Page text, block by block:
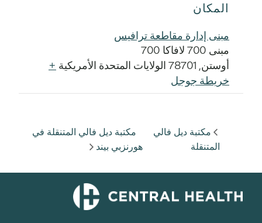
المكان
مبنى إدارة مقاطعة ترافيس
مبنى 700 لافاكا 700
أوستن,
78701 الولايات المتحدة الأمريكية +
خريطة جوجل
مكتبة ديل فالي
المتنقلة
مكتبة ديل فالي المتنقلة في
هورنزبي بيند